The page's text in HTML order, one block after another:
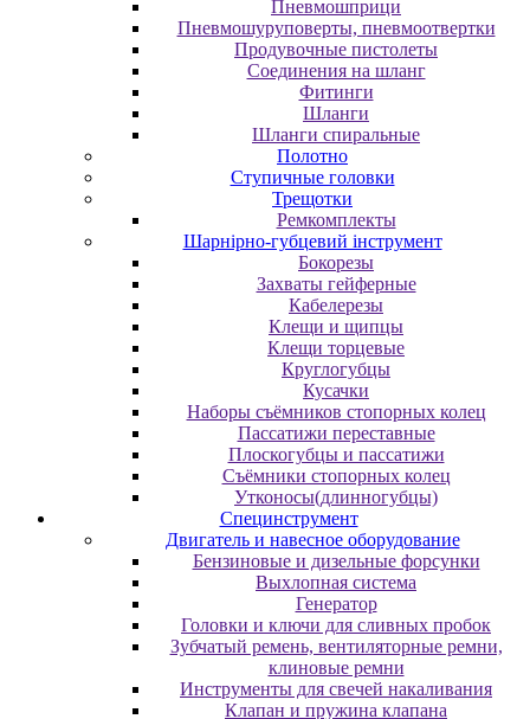
Пневмошприци
Пневмошуруповерты, пневмоотвертки
Продувочные пистолеты
Соединения на шланг
Фитинги
Шланги
Шланги спиральные
Полотно
Ступичные головки
Трещотки
Ремкомплекты
Шарнірно-губцевий інструмент
Бокорезы
Захваты гейферные
Кабелерезы
Клещи и щипцы
Клещи торцевые
Круглогубцы
Кусачки
Наборы съёмников стопорных колец
Пассатижи переставные
Плоскогубцы и пассатижи
Съёмники стопорных колец
Утконосы(длинногубцы)
Специнструмент
Двигатель и навесное оборудование
Бензиновые и дизельные форсунки
Выхлопная система
Генератор
Головки и ключи для сливных пробок
Зубчатый ремень, вентиляторные ремни,
клиновые ремни
Инструменты для свечей накаливания
Клапан и пружина клапана